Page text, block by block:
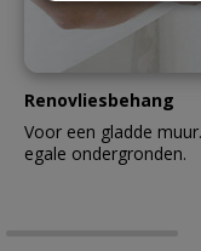
Renovliesbehang
Voor een gladde
egale ondergronden.